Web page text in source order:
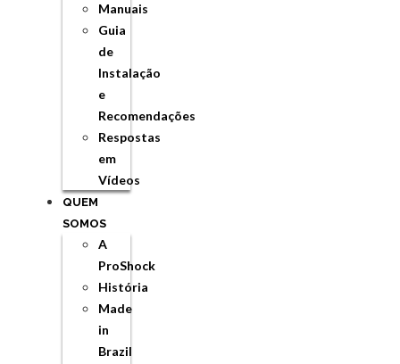
Manuais
Guia
de
Instalação
e
Recomendações
Respostas
em
Vídeos
QUEM
SOMOS
A
ProShock
História
Made
in
Brazil